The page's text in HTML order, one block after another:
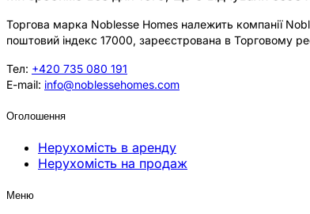
Торгова марка Noblesse Homes належить компанії
поштовий індекс 17000, зареєстрована в Торговому
Тел: +420 735 080 191
E-mail: info@noblessehomes.com
Оголошення
Нерухомість в аренду
Нерухомість на продаж
Меню